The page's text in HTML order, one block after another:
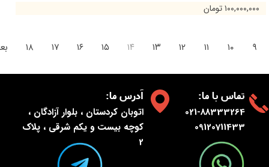
۱۰۰,۰۰۰,۰۰۰ تومان
۹ ۱۰ ۱۱ ۱۲ ۱۳ ۱۴ ۱۵ ۱۶ ۱۷ ۱۸
:تماس با ما
021-88333264
09120711433
:آدرس ما
اتوبان کردستان ، بلوار آزادگان ،
کوچه بیست و یکم شرقی ، پلاک
2